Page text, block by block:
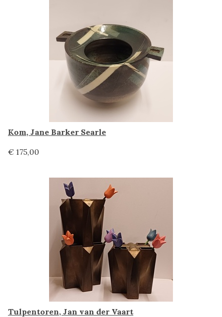
Kom, Jane Barker Searle
€ 175,00
Tulpentoren, Jan van der Vaart